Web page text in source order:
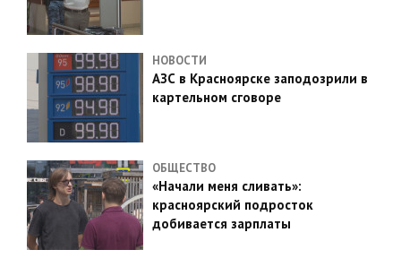
НОВОСТИ
АЗС в Красноярске заподозрили в
картельном сговоре
ОБЩЕСТВО
«Начали меня сливать»:
красноярский подросток
добивается зарплаты